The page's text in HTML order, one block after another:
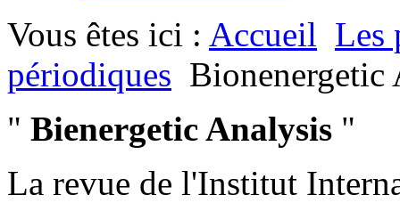
Vous êtes ici : Accueil Les
périodiques
" Bienergetic Analysis "
La revue de l'Institut